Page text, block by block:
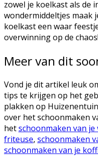
zowel je koelkast als de
wondermiddeltjes maak
koelkast een waar
overwinning op de chaos!
Meer van dit
Vond je dit artikel leuk
tips te krijgen op het
plakken op
over het schoonmaken
hetschoonmaken van je
friteuse, schoonmaken
schoonmaken van je